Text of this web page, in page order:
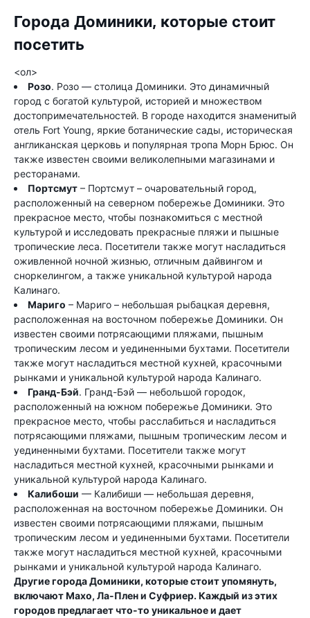
Города Доминики, которые стоит
посетить
<ол>
Розо. Розо — столица Доминики. Это динамичный
город с богатой культурой, историей и множеством
достопримечательностей. В городе находится знаменитый
отель Fort Young, яркие ботанические сады, историческая
англиканская церковь и популярная тропа Морн Брюс. Он
также известен своими великолепными магазинами и
ресторанами.
Портсмут – Портсмут – очаровательный город,
расположенный на северном побережье Доминики. Это
прекрасное место, чтобы познакомиться с местной
культурой и исследовать прекрасные пляжи и пышные
тропические леса. Посетители также могут насладиться
оживленной ночной жизнью, отличным дайвингом и
сноркелингом, а также уникальной культурой народа
Калинаго.
Мариго – Мариго – небольшая рыбацкая деревня,
расположенная на восточном побережье Доминики. Он
известен своими потрясающими пляжами, пышным
тропическим лесом и уединенными бухтами. Посетители
также могут насладиться местной кухней, красочными
рынками и уникальной культурой народа Калинаго.
Гранд-Бэй. Гранд-Бэй — небольшой городок,
расположенный на южном побережье Доминики. Это
прекрасное место, чтобы расслабиться и насладиться
потрясающими пляжами, пышным тропическим лесом и
уединенными бухтами. Посетители также могут
насладиться местной кухней, красочными рынками и
уникальной культурой народа Калинаго.
Калибоши — Калибиши — небольшая деревня,
расположенная на восточном побережье Доминики. Он
известен своими потрясающими пляжами, пышным
тропическим лесом и уединенными бухтами. Посетители
также могут насладиться местной кухней, красочными
рынками и уникальной культурой народа Калинаго.
Другие города Доминики, которые стоит упомянуть,
включают Махо, Ла-Плен и Суфриер. Каждый из этих
городов предлагает что-то уникальное и дает